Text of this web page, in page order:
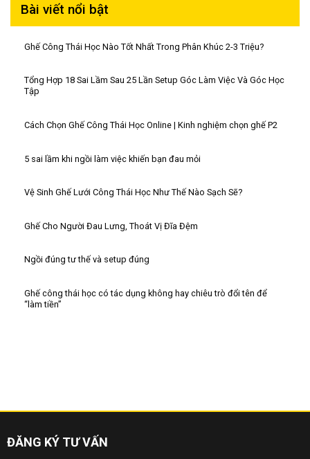
Bài viết nổi bật
Ghế Công Thái Học Nào Tốt Nhất Trong Phân Khúc 2-3 Triệu?
Tổng Hợp 18 Sai Lầm Sau 25 Lần Setup Góc Làm Việc Và Góc Học
Tập
Cách Chọn Ghế Công Thái Học Online | Kinh nghiệm chọn ghế P2
5 sai lầm khi ngồi làm việc khiến bạn đau mỏi
Vệ Sinh Ghế Lưới Công Thái Học Như Thế Nào Sạch Sẽ?
Ghế Cho Người Đau Lưng, Thoát Vị Đĩa Đệm
Ngồi đúng tư thế và setup đúng
Ghế công thái học có tác dụng không hay chiêu trò đổi tên để
“làm tiền”
ĐĂNG KÝ TƯ VẤN